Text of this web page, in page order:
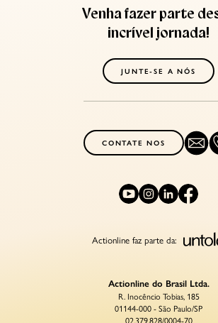
Venha fazer parte
incrível jornada!
JUNTE-SE A NÓS
CONTATE NOS
Actionline faz parte da:
Actionline do Brasil Ltda.
R. Inocêncio Tobias, 185
01144-000 - São Paulo/SP
02.379.828/0004-70